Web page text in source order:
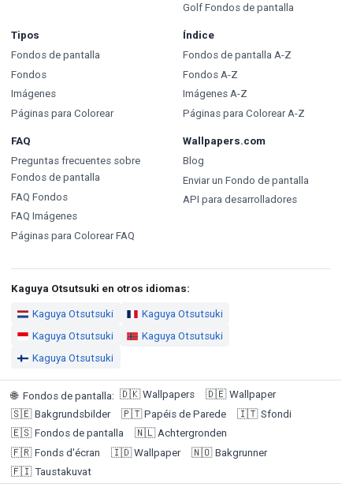
Golf Fondos de pantalla
Tipos
Fondos de pantalla
Fondos
Imágenes
Páginas para Colorear
Índice
Fondos de pantalla A-Z
Fondos A-Z
Imágenes A-Z
Páginas para Colorear A-Z
FAQ
Preguntas frecuentes sobre
Fondos de pantalla
FAQ Fondos
FAQ Imágenes
Páginas para Colorear FAQ
Wallpapers.com
Blog
Enviar un Fondo de pantalla
API para desarrolladores
Kaguya Otsutsuki en otros idiomas:
Kaguya Otsutsuki
Kaguya Otsutsuki
Kaguya Otsutsuki
Kaguya Otsutsuki
Kaguya Otsutsuki
🌐 Fondos de pantalla: 🇩🇰 Wallpapers 🇩🇪 Wallpaper
🇸🇪 Bakgrundsbilder 🇵🇹 Papéis de Parede 🇮🇹 Sfondi
🇪🇸 Fondos de pantalla 🇳🇱 Achtergronden
🇫🇷 Fonds d'écran 🇮🇩 Wallpaper 🇳🇴 Bakgrunner
🇫🇮 Taustakuvat